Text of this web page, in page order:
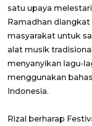
satu upaya
Ramadhan
masyarakat untuk
alat musik
menyanyikan lagu-
menggunakan
Indonesia.
Rizal berharap